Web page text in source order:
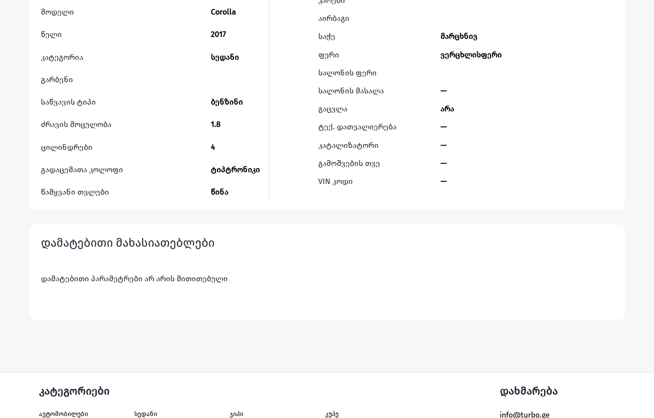
მოდელი Corolla
წელი 2017
კატეგორია სედანი
გარბენი
საწვავის ტიპი ბენზინი
ძრავის მოცულობა 1.8
ცილინდრები 4
გადაცემათა კოლოფი ტიპტრონიკი
წამყვანი თვლები წინა
აირბაგი
საჭე
მარცხნივ
ფერი
ვერცხლისფერი
სალონის ფერი
სალონის მასალა
—
გაცვლა
არა
ტექ. დათვალიერება
—
კატალიზატორი
—
გამოშვების თვე
—
VIN კოდი
—
დამატებითი მახასიათებლები
დამატებითი პარამეტრები არ არის მითითებული
კატეგორიები
ავტომობილები სედანი ჯიპი კუპე
დახმარება
info@turbo.ge